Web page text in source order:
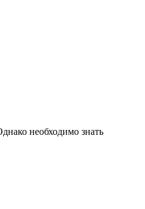
необходимо знать